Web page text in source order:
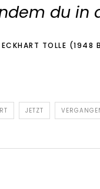
du in
ECKHART TOLLE (1948
JETZT